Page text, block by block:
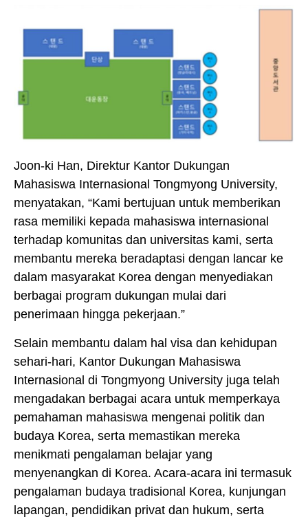
Joon-ki Han, Direktur Kantor Dukungan
Mahasiswa Internasional Tongmyong University,
menyatakan, “Kami bertujuan untuk memberikan
rasa memiliki kepada mahasiswa internasional
terhadap komunitas dan universitas kami, serta
membantu mereka beradaptasi dengan lancar ke
dalam masyarakat Korea dengan menyediakan
berbagai program dukungan mulai dari
penerimaan hingga pekerjaan.”
Selain membantu dalam hal visa dan kehidupan
sehari-hari, Kantor Dukungan Mahasiswa
Internasional di Tongmyong University juga telah
mengadakan berbagai acara untuk memperkaya
pemahaman mahasiswa mengenai politik dan
budaya Korea, serta memastikan mereka
menikmati pengalaman belajar yang
menyenangkan di Korea. Acara-acara ini termasuk
pengalaman budaya tradisional Korea, kunjungan
lapangan, pendidikan privat dan hukum, serta